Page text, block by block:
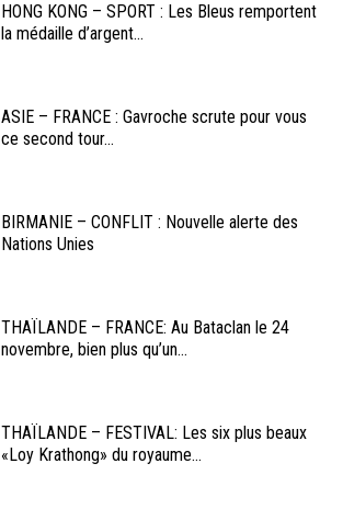
HONG KONG – SPORT : Les Bleus remportent
la médaille d’argent...
ASIE – FRANCE : Gavroche scrute pour vous
ce second tour...
BIRMANIE – CONFLIT : Nouvelle alerte des
Nations Unies
THAÏLANDE – FRANCE: Au Bataclan le 24
novembre, bien plus qu’un...
THAÏLANDE – FESTIVAL: Les six plus beaux
«Loy Krathong» du royaume...